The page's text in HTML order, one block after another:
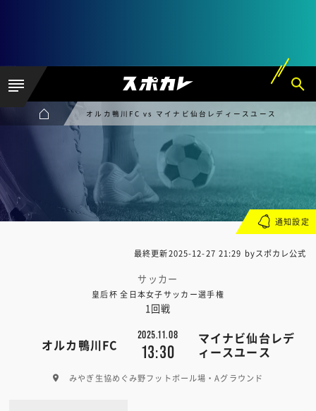
オルカ鴨川FC vs マイナビ仙台レディースユース
最終更新2025-12-27 21:29 byスポカレ公式
サッカー
皇后杯 全日本女子サッカー選手権
1回戦
オルカ鴨川FC
2025.11.08
13:30
マイナビ仙台レデ
ィースユース
みやぎ生協めぐみ野フットボール場・Aグラウンド
通知設定